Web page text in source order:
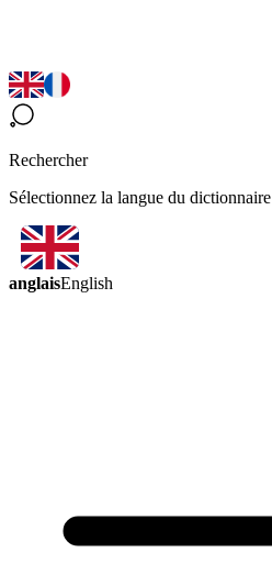
Rechercher
Sélectionnez la langue du dictionnaire
anglaisEnglish